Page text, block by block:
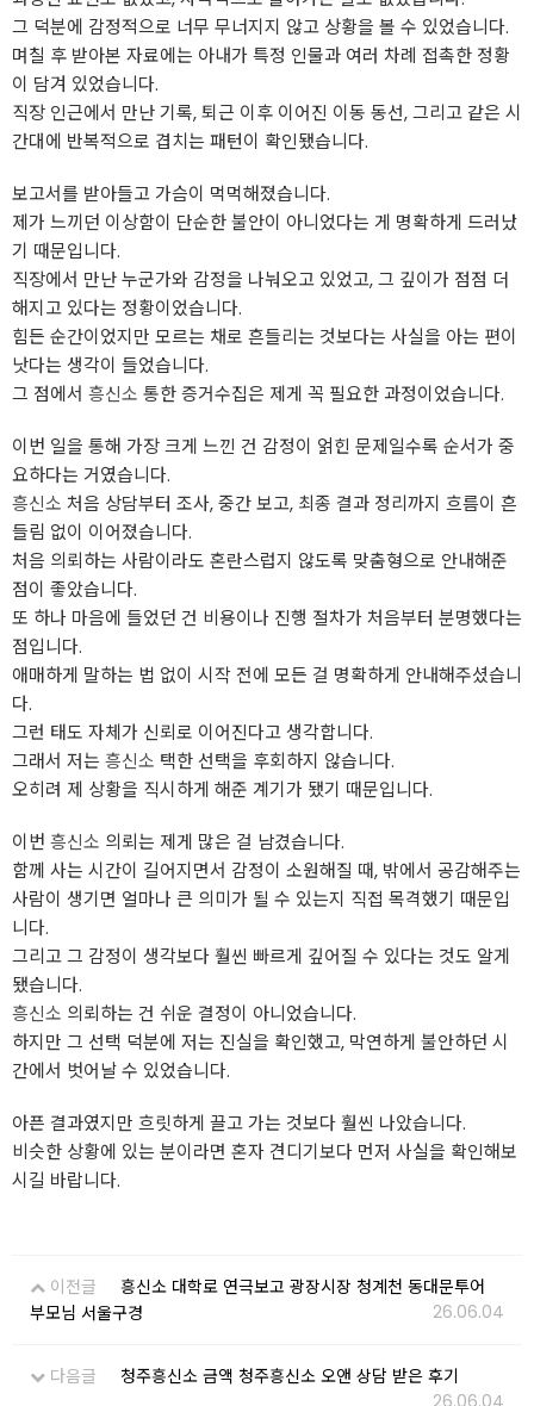
그 덕분에 감정적으로 너무 무너지지 않고 상황을 볼 수 있었습니다.
며칠 후 받아본 자료에는 아내가 특정 인물과 여러 차례 접촉한 정황
이 담겨 있었습니다.
직장 인근에서 만난 기록, 퇴근 이후 이어진 이동 동선, 그리고 같은 시
간대에 반복적으로 겹치는 패턴이 확인됐습니다.
보고서를 받아들고 가슴이 먹먹해졌습니다.
제가 느끼던 이상함이 단순한 불안이 아니었다는 게 명확하게 드러났
기 때문입니다.
직장에서 만난 누군가와 감정을 나눠오고 있었고, 그 깊이가 점점 더
해지고 있다는 정황이었습니다.
힘든 순간이었지만 모르는 채로 흔들리는 것보다는 사실을 아는 편이
낫다는 생각이 들었습니다.
그 점에서 흥신소 통한 증거수집은 제게 꼭 필요한 과정이었습니다.
이번 일을 통해 가장 크게 느낀 건 감정이 얽힌 문제일수록 순서가 중
요하다는 거였습니다.
흥신소 처음 상담부터 조사, 중간 보고, 최종 결과 정리까지 흐름이 흔
들림 없이 이어졌습니다.
처음 의뢰하는 사람이라도 혼란스럽지 않도록 맞춤형으로 안내해준
점이 좋았습니다.
또 하나 마음에 들었던 건 비용이나 진행 절차가 처음부터 분명했다는
점입니다.
애매하게 말하는 법 없이 시작 전에 모든 걸 명확하게 안내해주셨습니
다.
그런 태도 자체가 신뢰로 이어진다고 생각합니다.
그래서 저는 흥신소 택한 선택을 후회하지 않습니다.
오히려 제 상황을 직시하게 해준 계기가 됐기 때문입니다.
이번 흥신소 의뢰는 제게 많은 걸 남겼습니다.
함께 사는 시간이 길어지면서 감정이 소원해질 때, 밖에서 공감해주는
사람이 생기면 얼마나 큰 의미가 될 수 있는지 직접 목격했기 때문입
니다.
그리고 그 감정이 생각보다 훨씬 빠르게 깊어질 수 있다는 것도 알게
됐습니다.
흥신소 의뢰하는 건 쉬운 결정이 아니었습니다.
하지만 그 선택 덕분에 저는 진실을 확인했고, 막연하게 불안하던 시
간에서 벗어날 수 있었습니다.
아픈 결과였지만 흐릿하게 끌고 가는 것보다 훨씬 나았습니다.
비슷한 상황에 있는 분이라면 혼자 견디기보다 먼저 사실을 확인해보
시길 바랍니다.
이전글
흥신소 대학로 연극보고 광장시장 청계천 동대문투어
부모님 서울구경
26.06.04
다음글
청주흥신소 금액 청주흥신소 오앤 상담 받은 후기
26.06.04